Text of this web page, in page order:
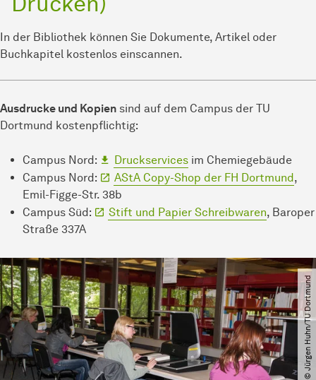
In der Bibliothek können Sie Dokumente, Artikel oder
Buchkapitel kostenlos einscannen.
Ausdrucke und Kopien sind auf dem Campus der TU
Dortmund kostenpflichtig:
Campus Nord: Druckservices im Chemiegebäude
Campus Nord:
AStA Copy-Shop der FH Dortmund,
Emil-Figge-Str. 38b
Campus Süd:
Stift und Papier Schreibwaren, Baroper
Straße 337A
© Jürgen Huhn​/​TU Dortmund